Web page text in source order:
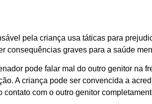
pela criança usa táticas para
consequências graves para a saúde
pode falar mal do outro genitor na
A criança pode ser convencida a
com o outro genitor